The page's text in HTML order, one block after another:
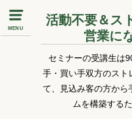
MENU
活動不要＆ス
営業に
セミナーの受講生は
手・買い手双方のスト
て、見込み客の方から
ムを構築する